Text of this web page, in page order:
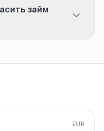
займ
EUR